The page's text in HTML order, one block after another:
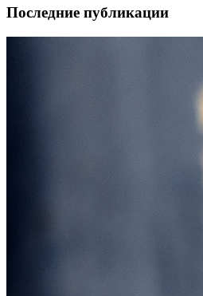
Последние публикации